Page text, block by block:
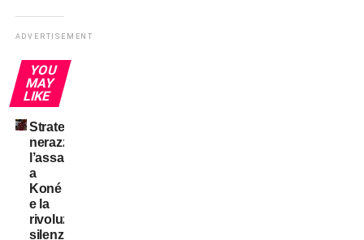
ADVERTISEMENT
YOU
MAY
LIKE
Strategia
nerazzurra:
l’assalto
a
Koné
e la
rivoluzione
silenziosa